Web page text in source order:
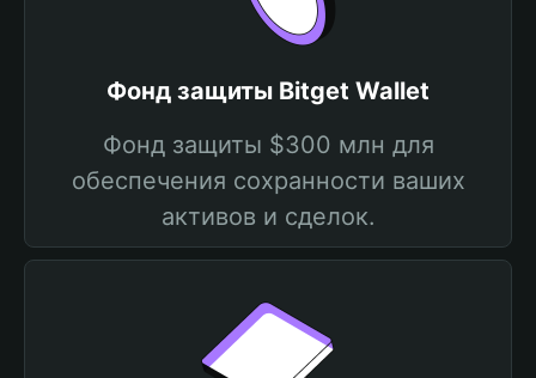
Фонд защиты Bitget Wallet
Фонд защиты $300 млн для
обеспечения сохранности ваших
активов и сделок.